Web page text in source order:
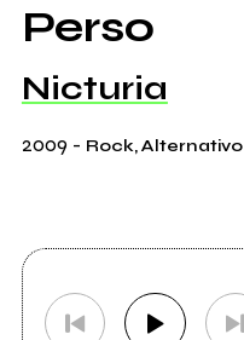
Perso
Nicturia
2009 - Rock, Alternativo